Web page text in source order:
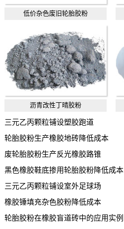
低价杂色废旧轮胎胶粉
沥青改性丁晴胶粉
三元乙丙颗粒铺设塑胶跑道
轮胎胶粉生产橡胶地砖降低成本
废轮胎胶粉生产反光橡胶路锥
黑色橡胶鞋底掺用轮胎胶粉降低成本
三元乙丙颗粒铺设室外足球场
橡胶锤填充杂色胶粉降低成本
轮胎胶粉在橡胶盲道砖中的应用实例